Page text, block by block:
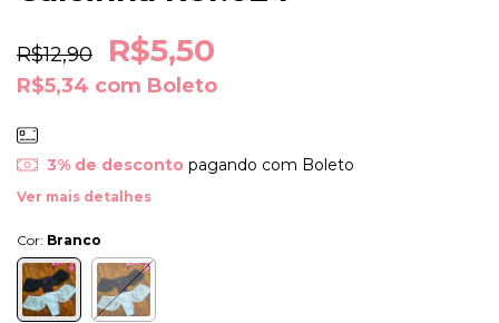
R$12,90 R$5,50
R$5,34 com Boleto
3% de desconto pagando com Boleto
Ver mais detalhes
Cor: Branco